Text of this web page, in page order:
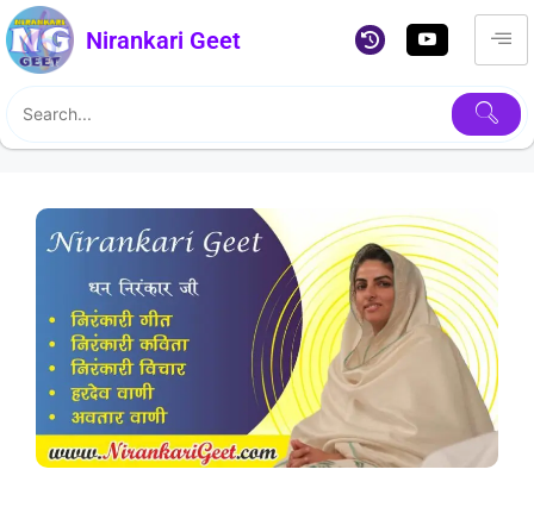
Nirankari Geet